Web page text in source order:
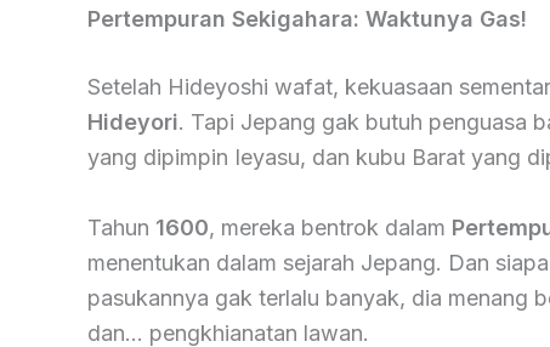
Pertempuran Sekigahara: Waktunya Gas!
Setelah Hideyoshi wafat, kekuasaan
Hideyori. Tapi Jepang gak butuh penguasa
yang dipimpin Ieyasu, dan kubu Barat yang
Tahun 1600, mereka bentrok dalam
menentukan dalam sejarah Jepang. Dan
pasukannya gak terlalu banyak, dia menang
dan… pengkhianatan lawan.